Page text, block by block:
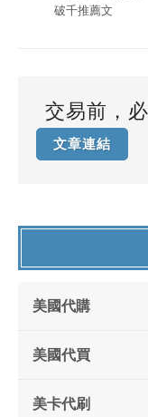
破千推薦文
交易前，
文章連結
美國代購
美國代買
美卡代刷